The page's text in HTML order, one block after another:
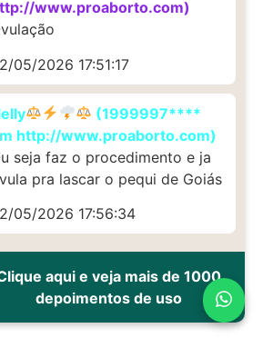
c.i.t.o.t.e.c no estado de Rio
oportunidades incríveis!
c-y-t-o-t-e-c em Centro, Coronel
do Norte? Aproveite as
momento!
Cytotec e Misoprostol
os direitos reservados
www.proaborto.com)
05/2026 17:51:17
(1999997****
http://www.proaborto.com)
seja faz o procedimento e ja
pra lascar o pequi de Goiás
05/2026 17:56:34
aqui e veja mais de 1000
depoimentos de uso